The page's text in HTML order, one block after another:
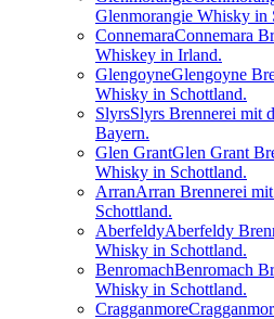
Glenmorangie Whisky in
ConnemaraConnemara
Whiskey in Irland.
GlengoyneGlengoyne
Whisky in Schottland.
SlyrsSlyrs Brennerei mit
Bayern.
Glen GrantGlen Grant
Whisky in Schottland.
ArranArran Brennerei
Schottland.
AberfeldyAberfeldy
Whisky in Schottland.
BenromachBenromach
Whisky in Schottland.
Cragganmore